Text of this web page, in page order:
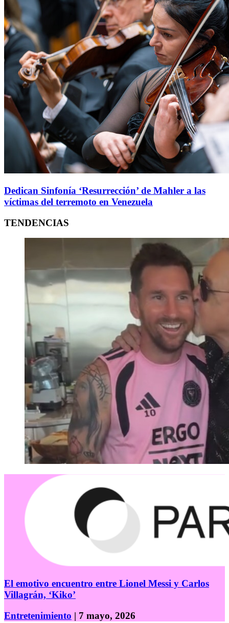
Dedican Sinfonía ‘Resurrección’ de Mahler a las
víctimas del terremoto en Venezuela
TENDENCIAS
El emotivo encuentro entre Lionel Messi y Carlos
Villagrán, ‘Kiko’
Entretenimiento | 7 mayo, 2026